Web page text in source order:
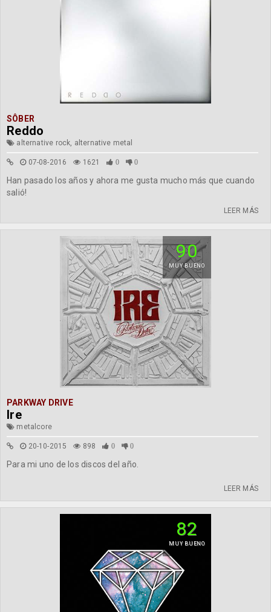
SÔBER
Reddo
alternative rock, alternative metal
07-08-2016 1621 0 0
Han pasado los años y ahora me gusta mucho más que cuando
salió!
LEER MÁS
90
MUY BUENO
PARKWAY DRIVE
Ire
metalcore
20-10-2015 898 0 0
Para mi uno de los discos del año.
LEER MÁS
82
MUY BUENO